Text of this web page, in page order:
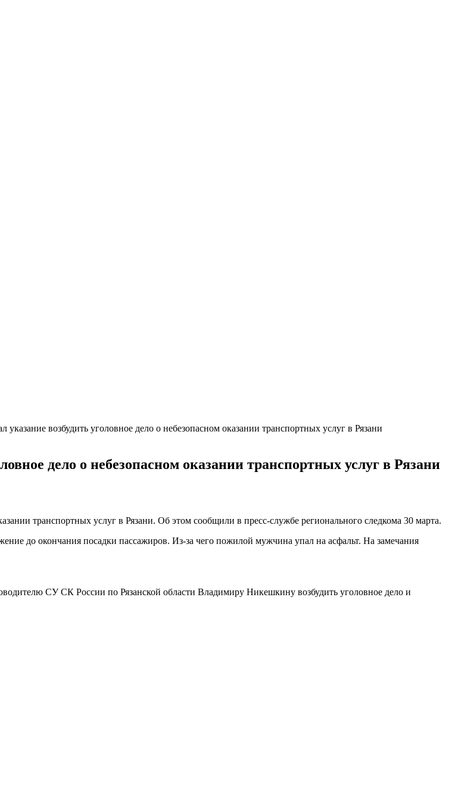
указание возбудить уголовное дело о небезопасном оказании транспортных услуг в Рязани
дело о небезопасном оказании транспортных услуг в Рязани
транспортных услуг в Рязани. Об этом сообщили в пресс-службе регионального следкома 30 марта.
до окончания посадки пассажиров. Из-за чего пожилой мужчина упал на асфальт. На замечания
СУ СК России по Рязанской области Владимиру Никешкину возбудить уголовное дело и